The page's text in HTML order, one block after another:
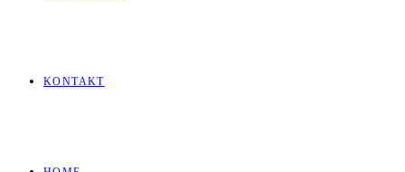
KONTAKT